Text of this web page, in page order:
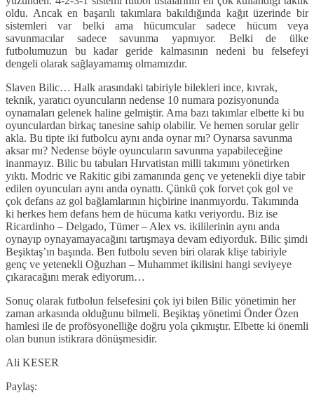
oldu. Ancak en başarılı takımlara bakıldığında kağıt üzerinde bir
sistemleri var belki ama hücumcular sadece hücum veya
savunmacılar sadece savunma yapmıyor. Belki de ülke
futbolumuzun bu kadar geride kalmasının nedeni bu felsefeyi
dengeli olarak sağlayamamış olmamızdır.
Slaven Bilic… Halk arasındaki tabiriyle bilekleri ince, kıvrak,
teknik, yaratıcı oyuncuların nedense 10 numara pozisyonunda
oynamaları gelenek haline gelmiştir. Ama bazı takımlar elbette ki bu
oyunculardan birkaç tanesine sahip olabilir. Ve hemen sorular gelir
akla. Bu tipte iki futbolcu aynı anda oynar mı? Oynarsa savunma
aksar mı? Nedense böyle oyuncuların savunma yapabileceğine
inanmayız. Bilic bu tabuları Hırvatistan milli takımını yönetirken
yıktı. Modric ve Rakitic gibi zamanında genç ve yetenekli diye tabir
edilen oyuncuları aynı anda oynattı. Çünkü çok forvet çok gol ve
çok defans az gol bağlamlarının hiçbirine inanmıyordu. Takımında
ki herkes hem defans hem de hücuma katkı veriyordu. Biz ise
Ricardinho – Delgado, Tümer – Alex vs. ikililerinin aynı anda
oynayıp oynayamayacağını tartışmaya devam ediyorduk. Bilic şimdi
Beşiktaş’ın başında. Ben futbolu seven biri olarak klişe tabiriyle
genç ve yetenekli Oğuzhan – Muhammet ikilisini hangi seviyeye
çıkaracağını merak ediyorum…
Sonuç olarak futbolun felsefesini çok iyi bilen Bilic yönetimin her
zaman arkasında olduğunu bilmeli. Beşiktaş yönetimi Önder Özen
hamlesi ile de profösyonelliğe doğru yola çıkmıştır. Elbette ki önemli
olan bunun istikrara dönüşmesidir.
Ali KESER
Paylaş: